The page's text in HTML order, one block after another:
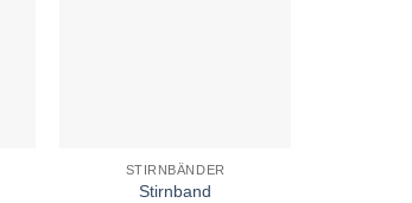
STIRNBÄNDER
Stirnband